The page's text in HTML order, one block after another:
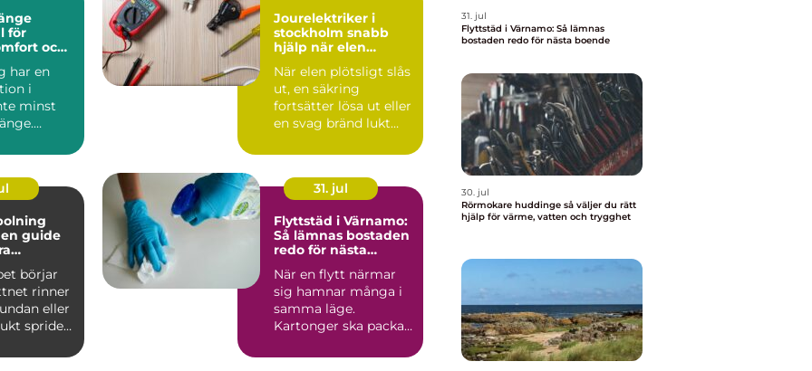
för
och
har en
i
minst
Jourelektriker i
stockholm snabb
hjälp när elen
När elen plötsligt slås
ut, en säkring
fortsätter lösa ut eller
en svag bränd lukt
börjar
rinner
eller
sprider
31. jul
Flyttstäd i Värnamo:
Så lämnas bostaden
redo för nästa
När en flytt närmar
sig hamnar många i
samma läge.
Kartonger ska packas,
31. jul
Flyttstäd i Värnamo: Så lämnas
bostaden redo för nästa boende
30. jul
Rörmokare huddinge så väljer du rätt
hjälp för värme, vatten och trygghet